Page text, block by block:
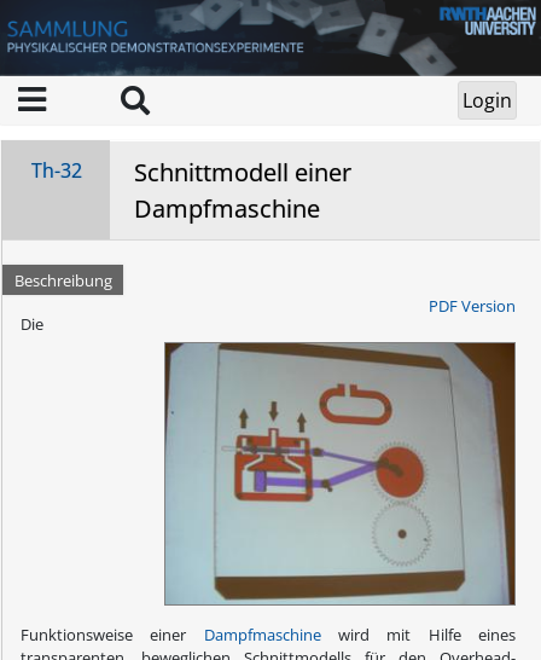
Th-32
Schnittmodell einer
Dampfmaschine
Beschreibung
PDF Version
Die
Funktionsweise einer Dampfmaschinewird mit Hilfe eines